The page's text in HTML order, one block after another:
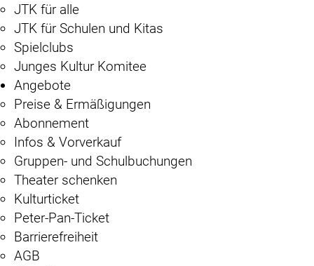
JTK für alle
JTK für Schulen und Kitas
Spielclubs
Junges Kultur Komitee
Angebote
Preise & Ermäßigungen
Abonnement
Infos & Vorverkauf
Gruppen- und Schulbuchungen
Theater schenken
Kulturticket
Peter-Pan-Ticket
Barrierefreiheit
AGB